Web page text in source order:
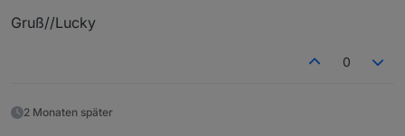
Gruß//Lucky
0
2 Monaten später